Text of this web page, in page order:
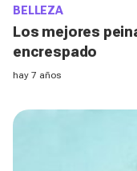
BELLEZA
Los mejores
encrespado
hay 7 años